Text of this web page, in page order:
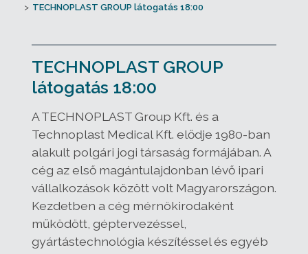
> TECHNOPLAST GROUP látogatás 18:00
TECHNOPLAST GROUP
látogatás 18:00
A TECHNOPLAST Group Kft. és a
Technoplast Medical Kft. elődje 1980-ban
alakult polgári jogi társaság formájában. A
cég az első magántulajdonban lévő ipari
vállalkozások között volt Magyarországon.
Kezdetben a cég mérnökirodaként
működött, géptervezéssel,
gyártástechnológia készítéssel és egyéb